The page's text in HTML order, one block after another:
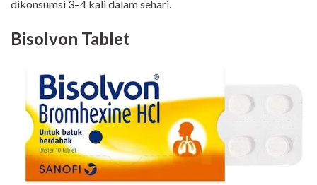
dikonsumsi 3–4 kali dalam sehari.
Bisolvon Tablet